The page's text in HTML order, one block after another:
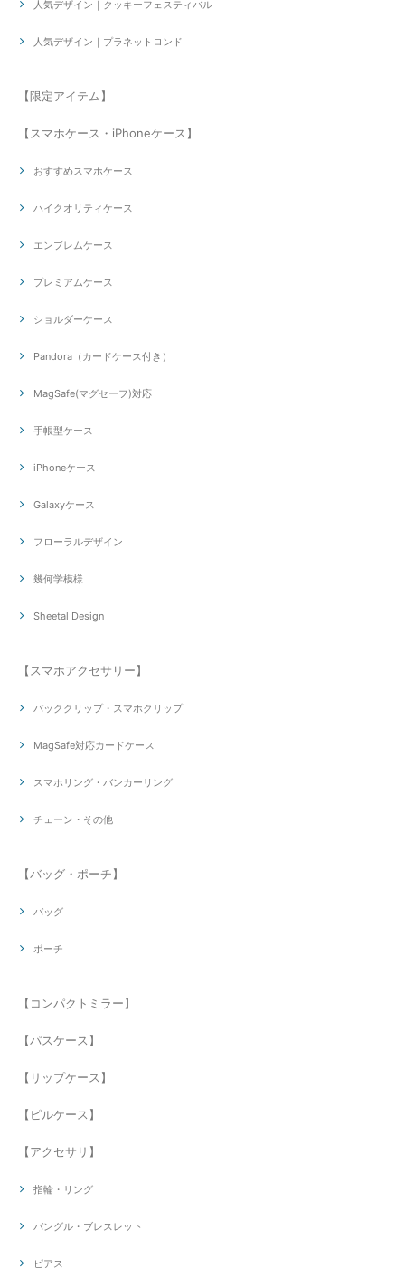
人気デザイン｜クッキーフェスティバル
人気デザイン｜プラネットロンド
【限定アイテム】
【スマホケース・iPhoneケース】
おすすめスマホケース
ハイクオリティケース
エンブレムケース
プレミアムケース
ショルダーケース
Pandora（カードケース付き）
MagSafe(マグセーフ)対応
手帳型ケース
iPhoneケース
Galaxyケース
フローラルデザイン
幾何学模様
Sheetal Design
【スマホアクセサリー】
バッククリップ・スマホクリップ
MagSafe対応カードケース
スマホリング・バンカーリング
チェーン・その他
【バッグ・ポーチ】
バッグ
ポーチ
【コンパクトミラー】
【パスケース】
【リップケース】
【ピルケース】
【アクセサリ】
指輪・リング
バングル・ブレスレット
ピアス